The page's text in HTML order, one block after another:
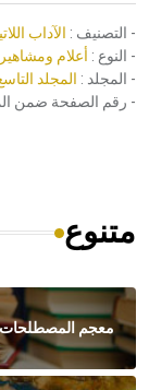
- التصنيف : الآداب
- النوع : أعلام ومشاهير
- المجلد : المجلد التاسع،
- رقم الصفحة ضمن
متنوع
معجم المصطلحات